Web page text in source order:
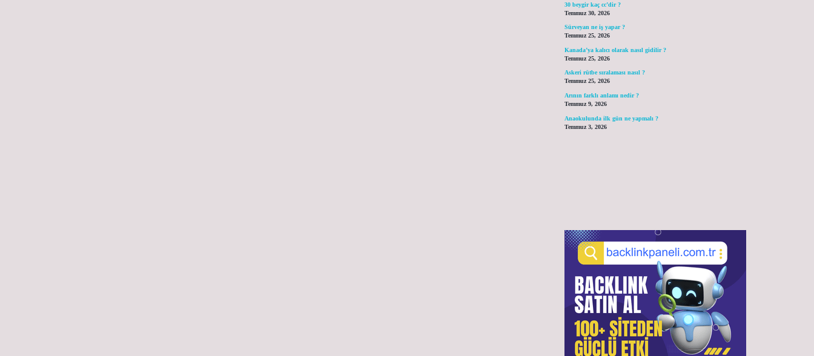
30 beygir kaç cc’dir ?
Temmuz 30, 2026
Sürveyan ne iş yapar ?
Temmuz 25, 2026
Kanada’ya kalıcı olarak nasıl gidilir ?
Temmuz 25, 2026
Askeri rütbe sıralaması nasıl ?
Temmuz 25, 2026
Arının farklı anlamı nedir ?
Temmuz 9, 2026
Anaokulunda ilk gün ne yapmalı ?
Temmuz 3, 2026